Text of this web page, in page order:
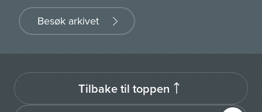
Besøk arkivet
Tilbake til toppen